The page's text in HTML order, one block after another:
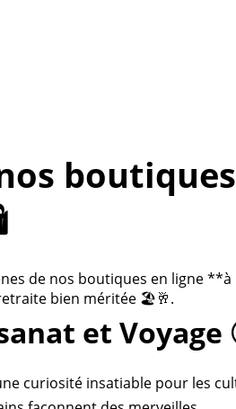
de nos boutiques en ligne
bien méritée 🏖️🥂.
et Voyage
curiosité insatiable pour les